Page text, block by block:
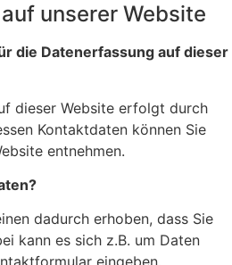
unserer Website
die Datenerfassung auf dieser
dieser Website erfolgt durch
Kontaktdaten können Sie
entnehmen.
dadurch erhoben, dass Sie
kann es sich z.B. um Daten